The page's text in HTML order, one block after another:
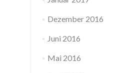
Dezember 2016
Juni 2016
Mai 2016